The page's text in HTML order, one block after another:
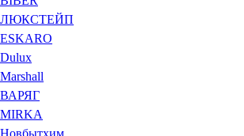
ЛЮКСТЕЙП
ESKARO
Dulux
Marshall
ВАРЯГ
MIRKA